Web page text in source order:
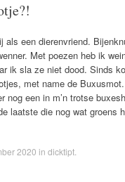
als een dierenvriend.
Met poezen heb ik
ik sla ze niet dood. Sinds
met name de
nog een in m’n trotse
laatste die nog wat groens
2020 in dicktipt.